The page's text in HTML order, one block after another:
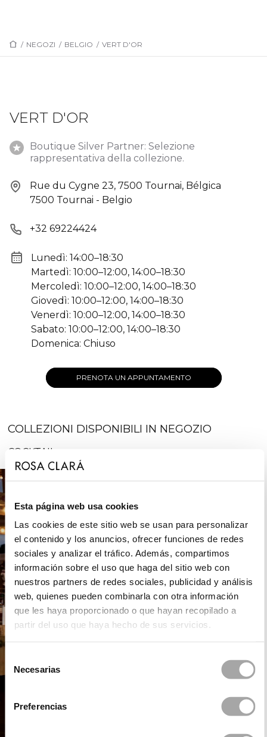
Esta página web usa cookies
Las cookies de este sitio web se usan para personalizar
el contenido y los anuncios, ofrecer funciones de redes
sociales y analizar el tráfico. Además, compartimos
información sobre el uso que haga del sitio web con
nuestros partners de redes sociales, publicidad y análisis
web, quienes pueden combinarla con otra información
que les haya proporcionado o que hayan recopilado a
partir del uso que haya hecho de sus servicios.
Necesarias
Preferencias
/ NEGOZI / BELGIO / VERT D'OR
VERT D'OR
Boutique Silver Partner: Selezione
rappresentativa della collezione.
Rue du Cygne 23, 7500 Tournai, Bélgica
7500 Tournai - Belgio
+32 69224424
Lunedì: 14:00–18:30
Martedì: 10:00–12:00, 14:00–18:30
Mercoledì: 10:00–12:00, 14:00–18:30
Giovedì: 10:00–12:00, 14:00–18:30
Venerdì: 10:00–12:00, 14:00–18:30
Sabato: 10:00–12:00, 14:00–18:30
Domenica: Chiuso
PRENOTA UN APPUNTAMENTO
COLLEZIONI DISPONIBILI IN NEGOZIO
COCKTAIL